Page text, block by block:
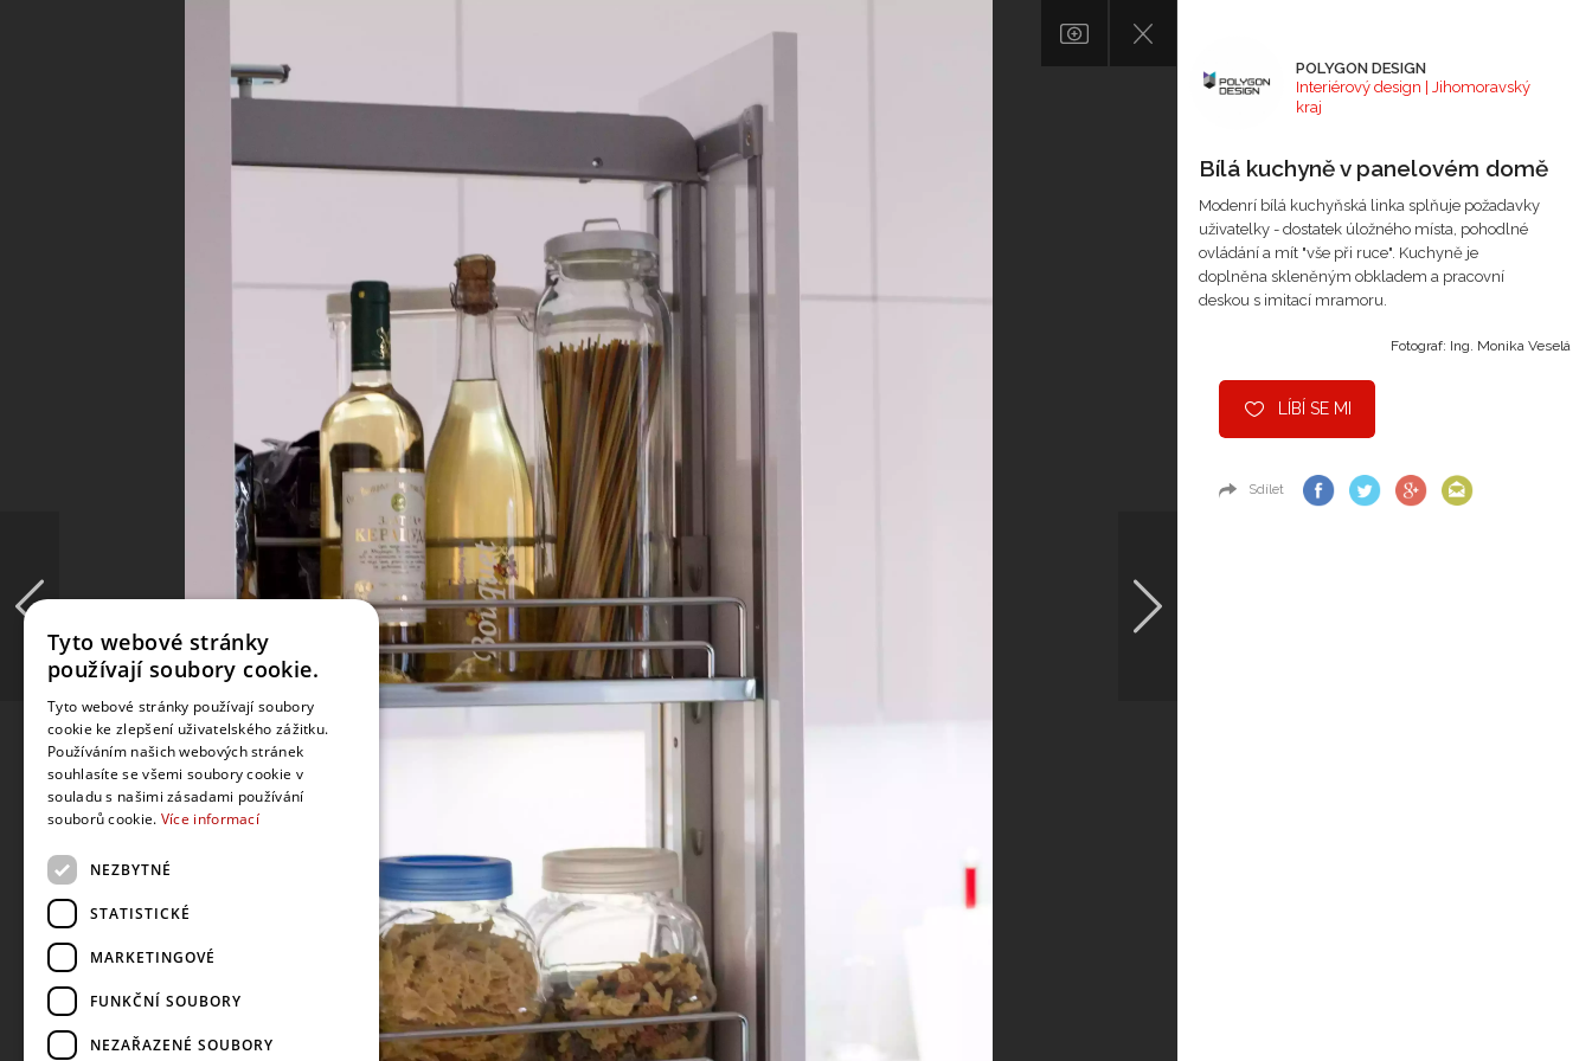
POLYGON DESIGN
Interiérový design | Jihomoravský
kraj
Bílá kuchyně v panelovém domě
Modenrí bílá kuchyňská linka splňuje požadavky
uživatelky - dostatek úložného místa, pohodlné
ovládání a mít "vše při ruce". Kuchyně je
doplněna skleněným obkladem a pracovní
deskou s imitací mramoru.
Fotograf: Ing. Monika Veselá
LÍBÍ SE MI
Sdílet
Tyto webové stránky
používají soubory cookie.
Tyto webové stránky používají soubory
cookie ke zlepšení uživatelského zážitku.
Používáním našich webových stránek
souhlasíte se všemi soubory cookie v
souladu s našimi zásadami používání
souborů cookie. Více informací
NEZBYTNÉ
STATISTICKÉ
MARKETINGOVÉ
FUNKČNÍ SOUBORY
NEZAŘAZENÉ SOUBORY